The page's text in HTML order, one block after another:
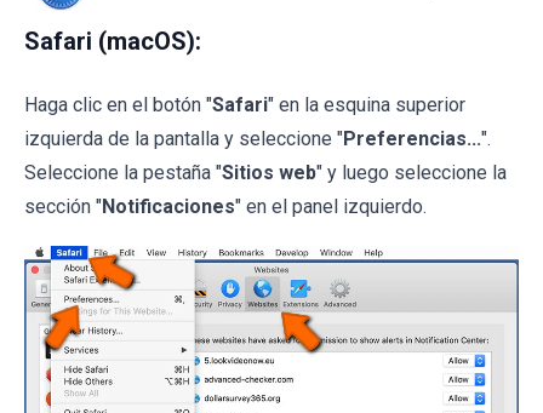
Safari (macOS):
Haga clic en el botón "Safari" en la esquina superior
izquierda de la pantalla y seleccione "Preferencias...".
Seleccione la pestaña "Sitios web" y luego seleccione la
sección "Notificaciones" en el panel izquierdo.